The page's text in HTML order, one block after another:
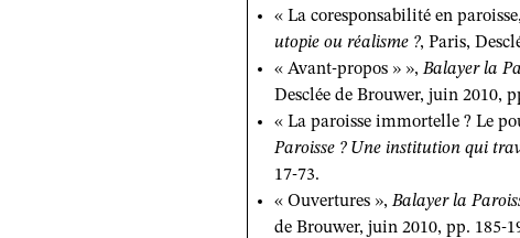
« La coresponsabilité en
utopie ou réalisme ?, Paris,
« Avant-propos » », Balayer la
Desclée de Brouwer, juin 2010,
« La paroisse immortelle ? Le
Paroisse ? Une institution qui
17-73.
« Ouvertures », Balayer la
de Brouwer, juin 2010, pp. 185-